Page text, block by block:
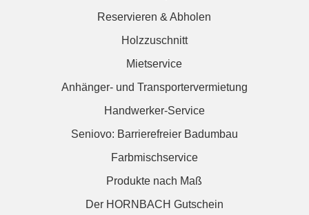
Reservieren & Abholen
Holzzuschnitt
Mietservice
Anhänger- und Transportervermietung
Handwerker-Service
Seniovo: Barrierefreier Badumbau
Farbmischservice
Produkte nach Maß
Der HORNBACH Gutschein